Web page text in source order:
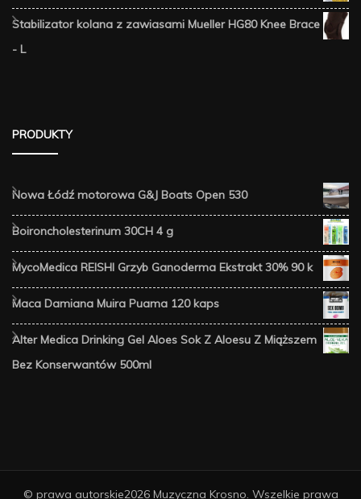
Stabilizator kolana z zawiasami Mueller HG80 Knee Brace
- L
PRODUKTY
Nowa Łódź motorowa G&J Boats Open 530
Boironcholesterinum 30CH 4 g
MycoMedica REISHI Grzyb Ganoderma Ekstrakt 30% 90 k
Maca Damiana Muira Puama 120 kaps
Alter Medica Drinking Gel Aloes Sok Z Aloesu Z Miąższem
Bez Konserwantów 500ml
© prawa autorskie2026 Muzyczna Krosno. Wszelkie prawa